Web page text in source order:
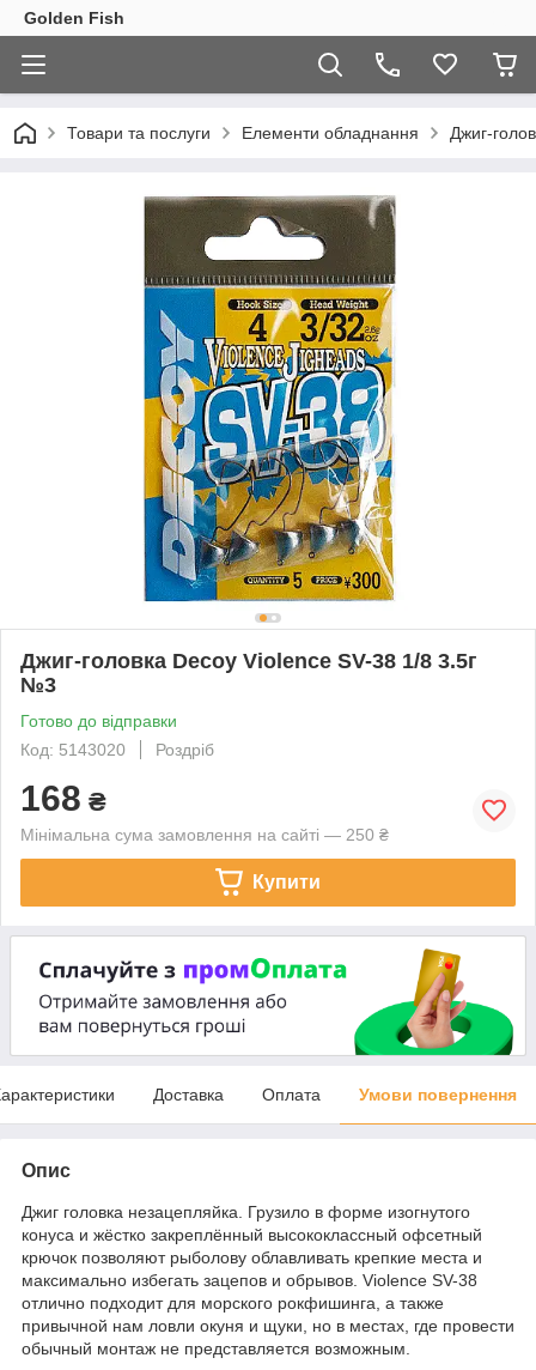
Golden Fish
Товари та послуги Елементи обладнання Джиг-
Джиг-головка Decoy Violence SV-38 1/8 3.5г
№3
Готово до відправки
Код: 5143020
Роздріб
168 ₴
Мінімальна сума замовлення на сайті — 250 ₴
Купити
Доставка Оплата Умови повернення
Опис
Джиг головка незацепляйка. Грузило в форме изогнутого
конуса и жёстко закреплённый высококлассный офсетный
крючок позволяют рыболову облавливать крепкие места и
максимально избегать зацепов и обрывов. Violence SV-38
отлично подходит для морского рокфишинга, а также
привычной нам ловли окуня и щуки, но в местах, где провести
обычный монтаж не представляется возможным.